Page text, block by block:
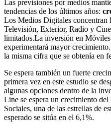
Las previsiones por medios
tendencias de los últimos años:
Los Medios Digitales concentran
Televisión, Exterior, Radio y
limitados.La inversión en
experimentará mayor
la misma cifra que se obtenía en
Se espera también un fuerte
primera vez en este estudio se
algunas opciones dentro de la
Line se espera un crecimiento
Sociales, una de las estrellas de
esperado se sitúa en el 6,1%.